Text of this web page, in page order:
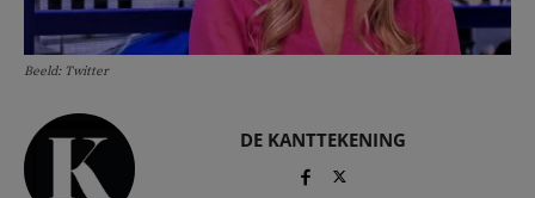
Beeld: Twitter
DE KANTTEKENING